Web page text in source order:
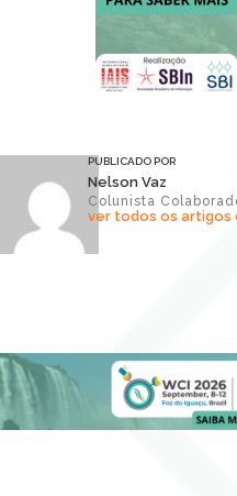
PUBLICADO POR
Nelson Vaz
Colunista
ver todos os artigos